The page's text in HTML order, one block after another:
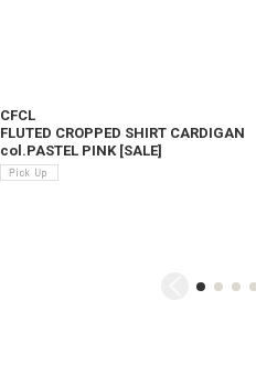
CFCL
FLUTED CROPPED SHIRT CARDIGAN
col.PASTEL PINK [SALE]